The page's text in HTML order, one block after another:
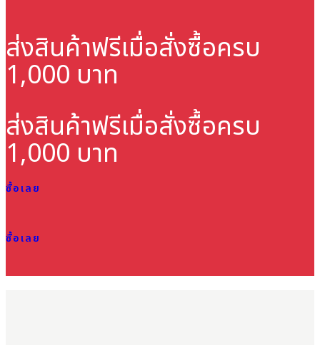
ส่งสินค้าฟรีเมื่อสั่งซื้อครบ
1,000 บาท
ส่งสินค้าฟรีเมื่อสั่งซื้อครบ
1,000 บาท
ซื้อเลย
ซื้อเลย